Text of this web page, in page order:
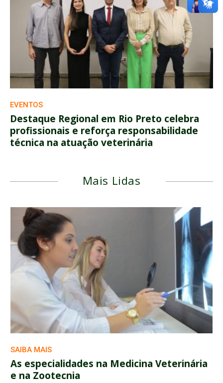
EVENTOS
Destaque Regional em Rio Preto celebra
profissionais e reforça responsabilidade
técnica na atuação veterinária
Mais Lidas
SAIBA MAIS
As especialidades na Medicina Veterinária
e na Zootecnia